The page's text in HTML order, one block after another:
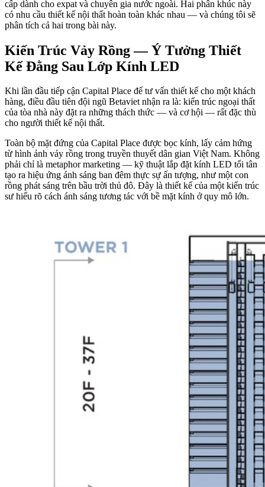
cấp dành cho expat và chuyên gia nước ngoài. Hai phân khúc này
có nhu cầu thiết kế nội thất hoàn toàn khác nhau — và chúng tôi sẽ
phân tích cả hai trong bài này.
Kiến Trúc Vảy Rồng — Ý Tưởng Thiết
Kế Đằng Sau Lớp Kính LED
Khi lần đầu tiếp cận Capital Place để tư vấn thiết kế cho một khách
hàng, điều đầu tiên đội ngũ Betaviet nhận ra là: kiến trúc ngoại thất
của tòa nhà này đặt ra những thách thức — và cơ hội — rất đặc thù
cho người thiết kế nội thất.
Toàn bộ mặt đứng của Capital Place được bọc kính, lấy cảm hứng
từ hình ảnh vảy rồng trong truyền thuyết dân gian Việt Nam. Không
phải chỉ là metaphor marketing — kỹ thuật lắp đặt kính LED tối tân
tạo ra hiệu ứng ánh sáng ban đêm thực sự ấn tượng, như một con
rồng phát sáng trên bầu trời thủ đô. Đây là thiết kế của một kiến trúc
sư hiểu rõ cách ánh sáng tương tác với bề mặt kính ở quy mô lớn.